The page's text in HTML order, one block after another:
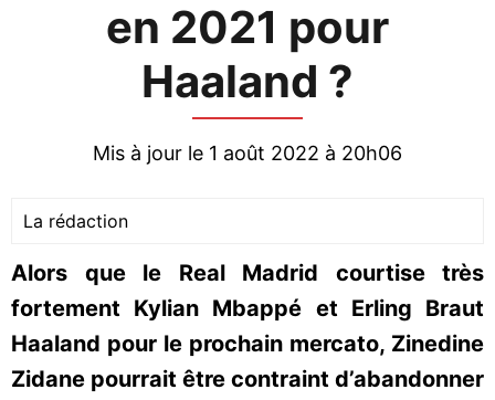
en 2021 pour
Haaland ?
Mis à jour le 1 août 2022 à 20h06
La rédaction
Alors que le Real Madrid courtise très
fortement Kylian Mbappé et Erling Braut
Haaland pour le prochain mercato, Zinedine
Zidane pourrait être contraint d’abandonner